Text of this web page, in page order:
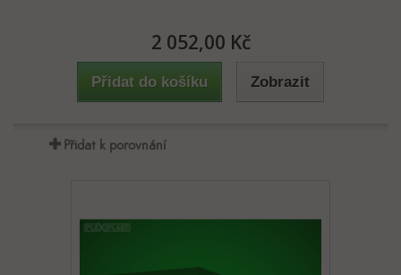
2 052,00 Kč
Přidat do košíku Zobrazit
Přidat k porovnání